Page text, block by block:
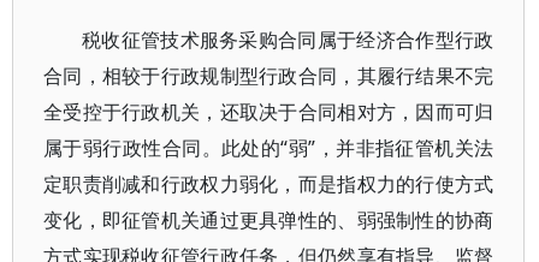
税收征管技术服务采购合同属于经济合作型行政
合同，相较于行政规制型行政合同，其履行结果不完
全受控于行政机关，还取决于合同相对方，因而可归
属于弱行政性合同。此处的“弱”，并非指征管机关法
定职责削减和行政权力弱化，而是指权力的行使方式
变化，即征管机关通过更具弹性的、弱强制性的协商
方式实现税收征管行政任务，但仍然享有指导、监督